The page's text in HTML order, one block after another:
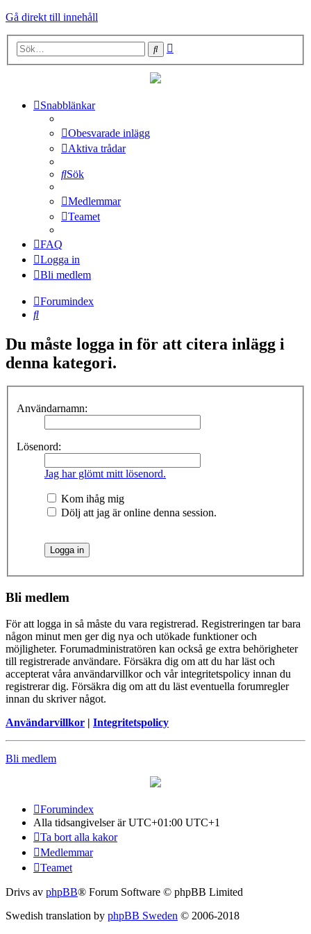
Gå direkt till innehåll
Sök
Snabblänkar
Obesvarade inlägg
Aktiva trådar
Sök
Medlemmar
Teamet
FAQ
Logga in
Bli medlem
Forumindex
Sök
Du måste logga in för att citera inlägg i
denna kategori.
Användarnamn:
Lösenord:
Jag har glömt mitt lösenord.
Kom ihåg mig
Dölj att jag är online denna session.
Bli medlem
För att logga in så måste du vara registrerad. Registreringen tar bara
någon minut men ger dig nya och utökade funktioner och
möjligheter. Forumadministratören kan också ge extra behörigheter
till registrerade användare. Försäkra dig om att du har läst och
accepterat våra användarvillkor och vår integritetspolicy innan du
registrerar dig. Försäkra dig om att du läst eventuella forumregler
innan du skriver något.
Användarvillkor | Integritetspolicy
Bli medlem
Forumindex
Alla tidsangivelser är UTC+01:00 UTC+1
Ta bort alla kakor
Medlemmar
Teamet
Drivs av phpBB® Forum Software © phpBB Limited
Swedish translation by phpBB Sweden © 2006-2018